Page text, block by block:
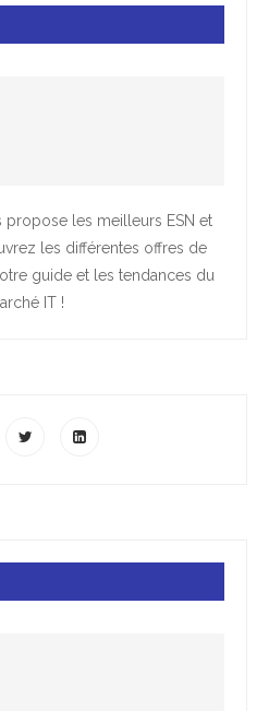
propose les meilleurs ESN et
les différentes offres de
guide et les tendances du
IT !